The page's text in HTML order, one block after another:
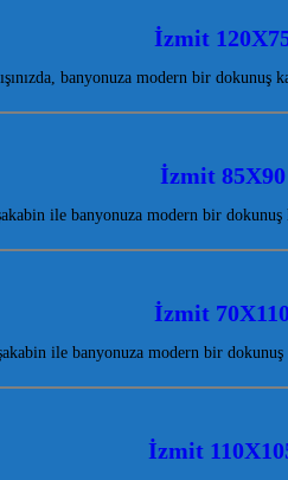
İzmit
banyonuza modern bir
İzmit
ile banyonuza modern bir
İzmit
ile banyonuza modern bir dokunuş
İzmit